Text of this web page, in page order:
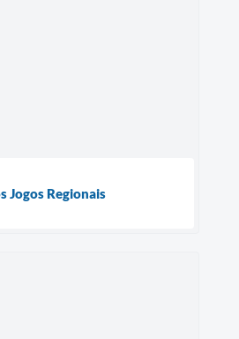
Jogos Regionais